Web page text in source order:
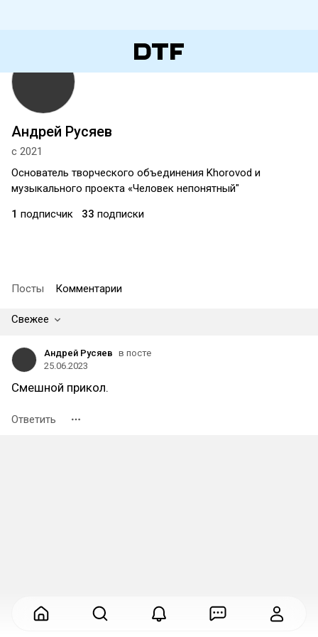
Андрей Русяев
с 2021
Основатель творческого объединения Khorovod и
музыкального проекта «Человек непонятный"
1 подписчик 33 подписки
Посты Комментарии
Свежее
Андрей Русяев в посте
25.06.2023
Смешной прикол.
Ответить